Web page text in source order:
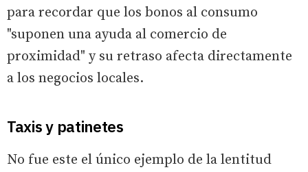
para recordar que los bonos al consumo
"suponen una ayuda al comercio de
proximidad" y su retraso afecta directamente
a los negocios locales.
Taxis y patinetes
No fue este el único ejemplo de la lentitud